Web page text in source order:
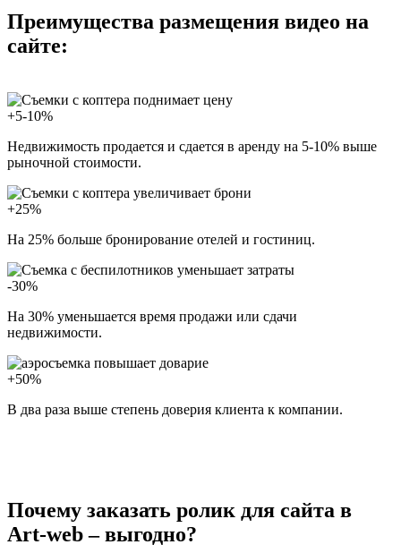
Преимущества размещения видео на
сайте:
+5-10%
Недвижимость продается и сдается в аренду на 5-10% выше
рыночной стоимости.
+25%
На 25% больше бронирование отелей и гостиниц.
-30%
На 30% уменьшается время продажи или сдачи
недвижимости.
+50%
В два раза выше степень доверия клиента к компании.
Почему заказать ролик для сайта в
Art-web – выгодно?